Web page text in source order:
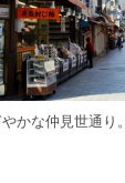
かな仲見世通り。